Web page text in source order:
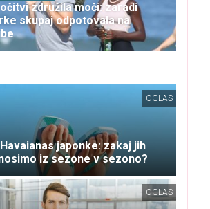
združila moči: zaradi
skupaj odpotovala na
OGLAS
Havaianas japonke: zakaj jih
iz sezone v sezono?
OGLAS